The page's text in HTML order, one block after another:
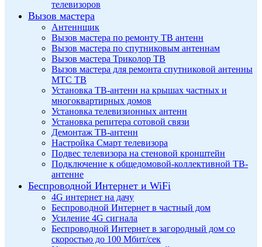
телевизоров
Вызов мастера
Антеннщик
Вызов мастера по ремонту ТВ антенн
Вызов мастера по спутниковым антеннам
Вызов мастера Триколор ТВ
Вызов мастера для ремонта спутниковой антенны
МТС ТВ
Установка ТВ-антенн на крышах частных и
многоквартирных домов
Установка телевизионных антенн
Установка репитера сотовой связи
Демонтаж ТВ-антенн
Настройка Смарт телевизора
Подвес телевизора на стеновой кронштейн
Подключение к общедомовой-коллективной ТВ-
антенне
Беспроводной Интернет и WiFi
4G интернет на дачу
Беспроводной Интернет в частный дом
Усиление 4G сигнала
Беспроводной Интернет в загородный дом со
скоростью до 100 Мбит/сек